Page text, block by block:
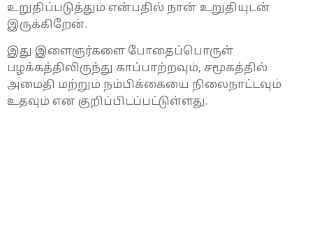
உறுதிப்படுத்தும் என்பதில் நான் உறுதியுடன்
இருக்கிறேன்.
இது இளைஞர்களை போதைப்பொருள்
பழக்கத்திலிருந்து காப்பாற்றவும், சமூகத்தில்
அமைதி மற்றும் நம்பிக்கையை நிலைநாட்டவும்
உதவும் என குறிப்பிடப்பட்டுள்ளது.